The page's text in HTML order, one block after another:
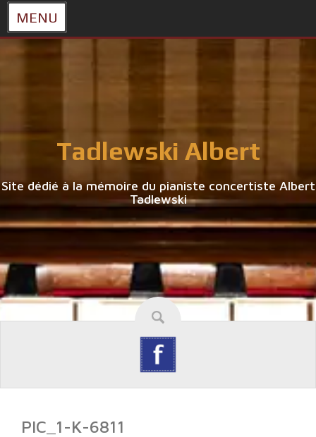
MENU
Skip
Tadlewski Albert
Site dédié à la mémoire du pianiste concertiste Albert
Tadlewski
PIC_1-K-6811